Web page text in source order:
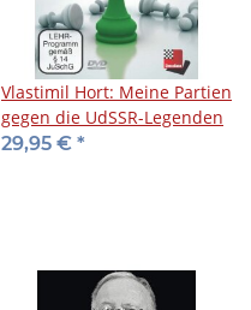
Vlastimil Hort: Meine Partien
gegen die UdSSR-Legenden
29,95 € *